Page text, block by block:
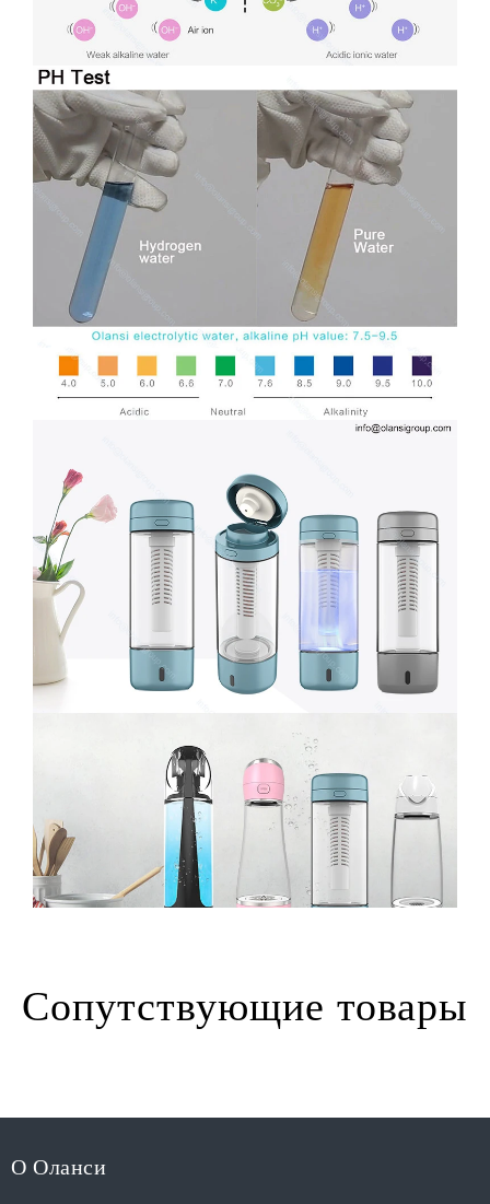
оксим для перекиси водорода ↑ без мембраны
Риск без мембраны
При изготовлении водорода вода является мутной, и без
мембранного электролиза, что приводит к большому
количеству озона, перекиси водорода и остаточного
хлора. Хармут к человеческому телу
Дополнение скрытые проблемы промышленного покрытия
осаждение тяжелых металлов
Доступно: только минеральная вода